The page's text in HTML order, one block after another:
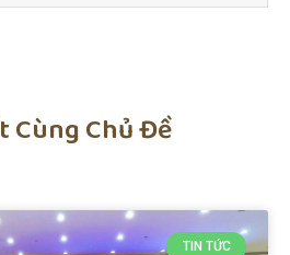
Cùng Chủ Đề
TIN TỨC